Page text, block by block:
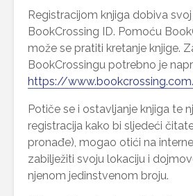
Registracijom knjiga dobiva
BookCrossing ID. Pomoću
može se pratiti kretanje knjige.
BookCrossingu potrebno je
https://
Potiče se i ostavljanje knjiga te
registracija kako bi sljedeći
pronađe), mogao otići na
zabilježiti svoju lokaciju i
njenom jedinstvenom broju.